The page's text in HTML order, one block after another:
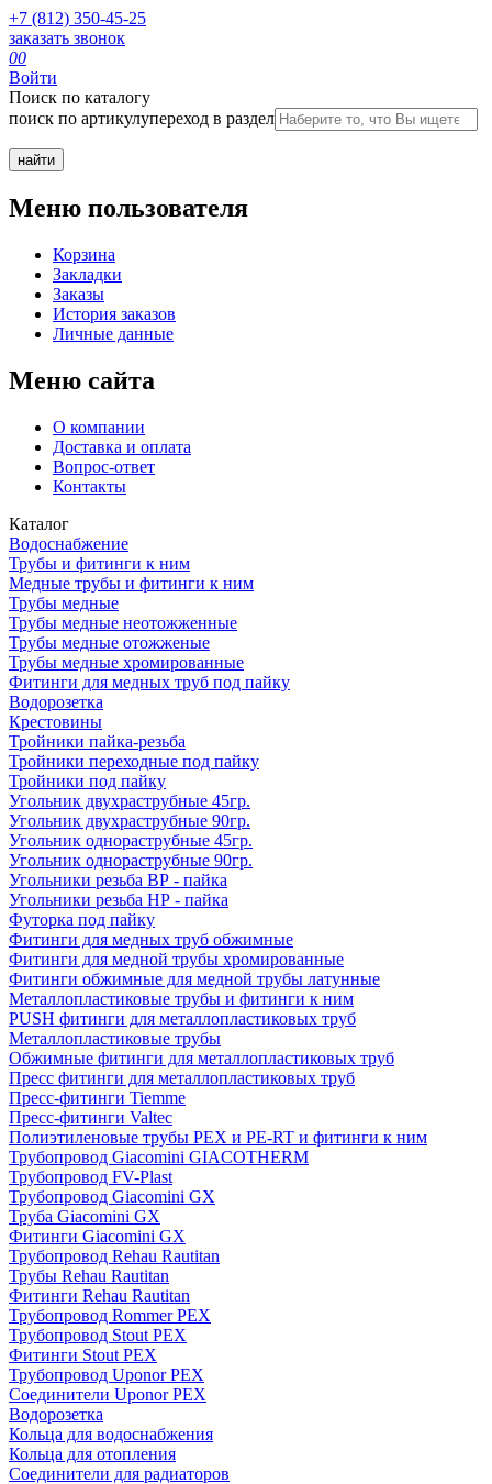
+7 (812) 350-45-25
заказать звонок
00
Войти
Поиск по каталогу
поиск по артикулупереход в раздел
Меню пользователя
Корзина
Закладки
Заказы
История заказов
Личные данные
Меню сайта
О компании
Доставка и оплата
Вопрос-ответ
Контакты
Каталог
Водоснабжение
Трубы и фитинги к ним
Медные трубы и фитинги к ним
Трубы медные
Трубы медные неотожженные
Трубы медные отожженые
Трубы медные хромированные
Фитинги для медных труб под пайку
Водорозетка
Крестовины
Тройники пайка-резьба
Тройники переходные под пайку
Тройники под пайку
Угольник двухраструбные 45гр.
Угольник двухраструбные 90гр.
Угольник однораструбные 45гр.
Угольник однораструбные 90гр.
Угольники резьба ВР - пайка
Угольники резьба НР - пайка
Футорка под пайку
Фитинги для медных труб обжимные
Фитинги для медной трубы хромированные
Фитинги обжимные для медной трубы латунные
Металлопластиковые трубы и фитинги к ним
PUSH фитинги для металлопластиковых труб
Металлопластиковые трубы
Обжимные фитинги для металлопластиковых труб
Пресс фитинги для металлопластиковых труб
Пресс-фитинги Tiemme
Пресс-фитинги Valtec
Полиэтиленовые трубы PEX и PE-RT и фитинги к ним
Трубопровод Giacomini GIACOTHERM
Трубопровод FV-Plast
Трубопровод Giacomini GX
Труба Giacomini GX
Фитинги Giacomini GX
Трубопровод Rehau Rautitan
Трубы Rehau Rautitan
Фитинги Rehau Rautitan
Трубопровод Rommer PEX
Трубопровод Stout PEX
Фитинги Stout PEX
Трубопровод Uponor PEX
Соединители Uponor PEX
Водорозетка
Кольца для водоснабжения
Кольца для отопления
Соединители для радиаторов